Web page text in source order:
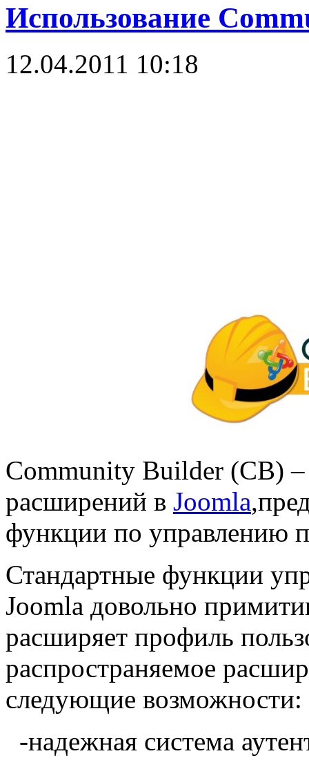
Использование
12.04.2011 10:18
Community Builder (CB)
расширений в Joomla
функции по управлению
Стандартные функции
Joomla довольно
расширяет профиль
распространяемое
следующие возможности:
-надежная система